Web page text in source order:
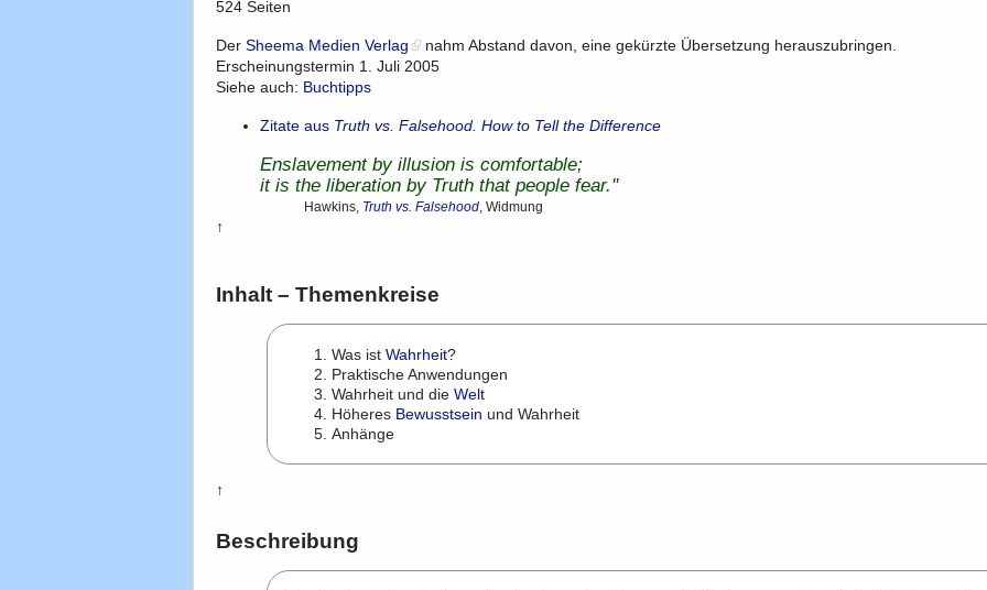
524 Seiten
Der Sheema Medien Verlag
nahm Abstand davon, eine gekürzte Übersetzung herauszubringen.
Erscheinungstermin 1. Juli 2005
Siehe auch: Buchtipps
Zitate aus Truth vs. Falsehood. How to Tell the Difference
Enslavement by illusion is comfortable;
it is the liberation by Truth that people fear.''
Hawkins, Truth vs. Falsehood, Widmung
↑
Inhalt – Themenkreise
Was istWahrheit?
Praktische Anwendungen
Wahrheit und dieWelt
Höheres Bewusstsein und Wahrheit
Anhänge
↑
Beschreibung